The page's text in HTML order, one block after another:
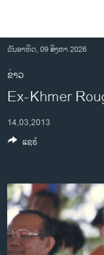
ເຂົ້າ
ຫາ
ຂ້າມ
ຂ້າມ
ໄປ
ຫາ
ອາເມຣິກາ
ການເລືອກຕັ້ງ ປະທານາທີ
ຂ່າວ​ຈີນ
ເອເຊຍ
ອິດສະຫຼະພາບດ້ານການຂ່
ຊີວິດຊາວລາວ
ວັນອາທິດ, 09 ສິງຫາ 2026
ຂ່າວ
Ex-Khmer
14,03,2013
ແຊຣ໌